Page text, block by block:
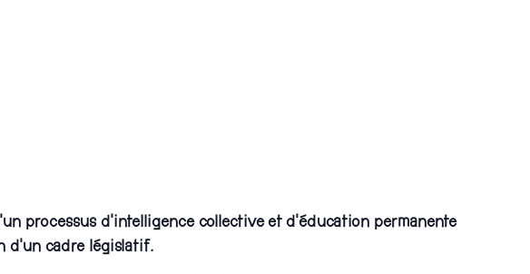
processus d’intelligence collective et d’éducation permanente
d’un cadre législatif.